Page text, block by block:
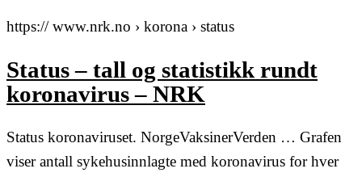
https:// www.nrk.no › korona › status
Status – tall og statistikk rundt
koronavirus – NRK
Status koronaviruset. NorgeVaksinerVerden … Grafen
viser antall sykehusinnlagte med koronavirus for hver